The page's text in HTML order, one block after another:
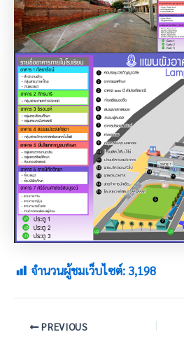
จำนวนผู้ชมเว็บไซต์: 3,198
PREVIOUS